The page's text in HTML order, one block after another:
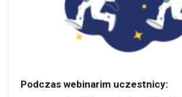
Podczas webinarim uczestnicy: